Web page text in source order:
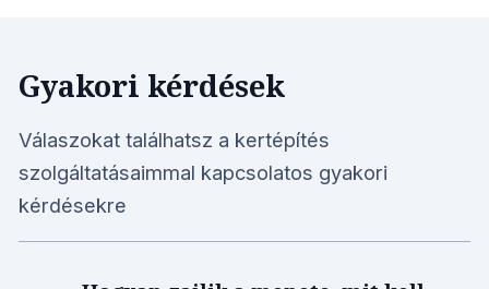
Gyakori kérdések
Válaszokat találhatsz a kertépítés
szolgáltatásaimmal kapcsolatos gyakori
kérdésekre